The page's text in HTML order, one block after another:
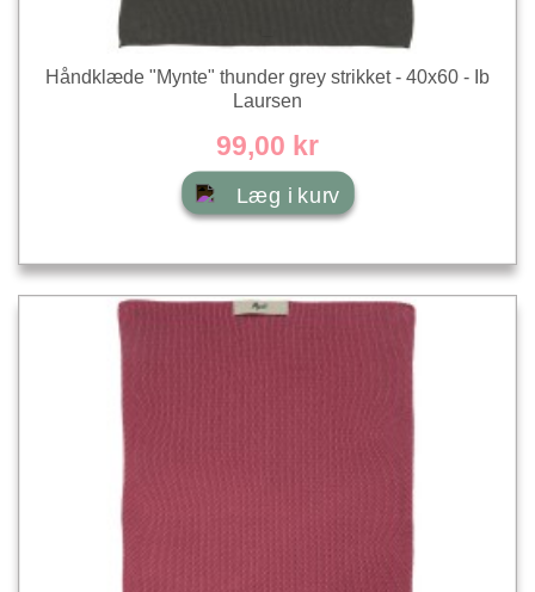
Håndklæde "Mynte" thunder grey strikket - 40x60 - Ib
Laursen
99,00 kr
Læg i kurv